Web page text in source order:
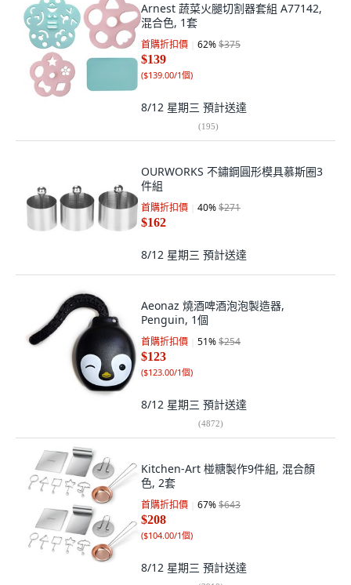
Arnest 蔬菜火腿切割器套組 A77142,
混合色, 1套
首購折扣價 62%$375
$139
($139.00/1個)
8/12 星期三 預計送達
(195)
OURWORKS 不鏽鋼圓形模具慕斯圈3
件組
首購折扣價 40%$271
$162
8/12 星期三 預計送達
Aeonaz 燒酒啤酒泡泡製造器,
Penguin, 1個
首購折扣價 51%$254
$123
($123.00/1個)
8/12 星期三 預計送達
(4872)
Kitchen-Art 椪糖製作9件組, 混合顏
色, 2套
首購折扣價 67%$643
$208
($104.00/1個)
8/12 星期三 預計送達